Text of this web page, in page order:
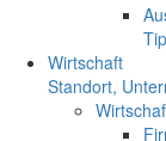
Wirtschaft
Standort,